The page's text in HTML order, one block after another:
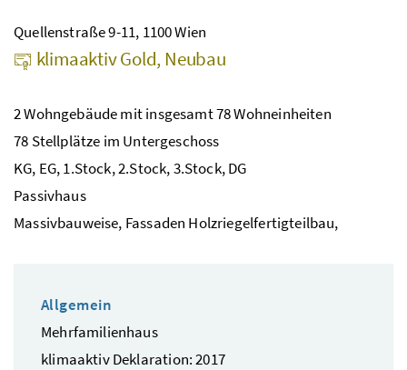
Quellenstraße 9-11, 1100 Wien
klimaaktiv Gold, Neubau
2 Wohngebäude mit insgesamt 78 Wohneinheiten
78 Stellplätze im Untergeschoss
KG, EG, 1.Stock, 2.Stock, 3.Stock, DG
Passivhaus
Massivbauweise, Fassaden Holzriegelfertigteilbau,
Allgemein
Mehrfamilienhaus
klimaaktiv Deklaration: 2017